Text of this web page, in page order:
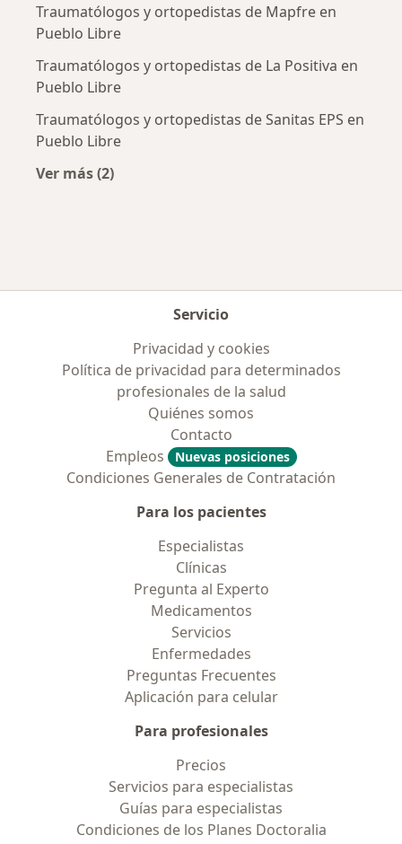
Traumatólogos y ortopedistas de Mapfre en
Pueblo Libre
Traumatólogos y ortopedistas de La Positiva en
Pueblo Libre
Traumatólogos y ortopedistas de Sanitas EPS en
Pueblo Libre
Ver más (2)
Servicio
Privacidad y cookies
Política de privacidad para determinados
profesionales de la salud
Quiénes somos
Contacto
Empleos
Nuevas posiciones
Condiciones Generales de Contratación
Para los pacientes
Especialistas
Clínicas
Pregunta al Experto
Medicamentos
Servicios
Enfermedades
Preguntas Frecuentes
Aplicación para celular
Para profesionales
Precios
Servicios para especialistas
Guías para especialistas
Condiciones de los Planes Doctoralia